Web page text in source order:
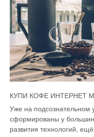
КУПИ КОФЕ ИНТЕРНЕТ
Уже на подсознательном
сформированы у
развития технологий,